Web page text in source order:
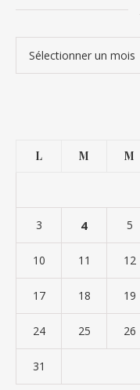
L M M
3 4 5
10 11 12
17 18 19
24 25 26
31